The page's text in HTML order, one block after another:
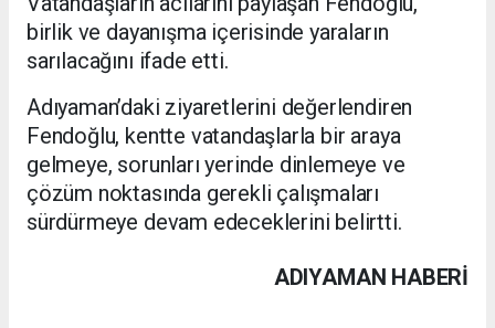
birlik ve dayanışma içerisinde yaraların
sarılacağını ifade etti.
Adıyaman’daki ziyaretlerini değerlendiren
Fendoğlu, kentte vatandaşlarla bir araya
gelmeye, sorunları yerinde dinlemeye ve
çözüm noktasında gerekli çalışmaları
sürdürmeye devam edeceklerini belirtti.
ADIYAMAN HABERİ